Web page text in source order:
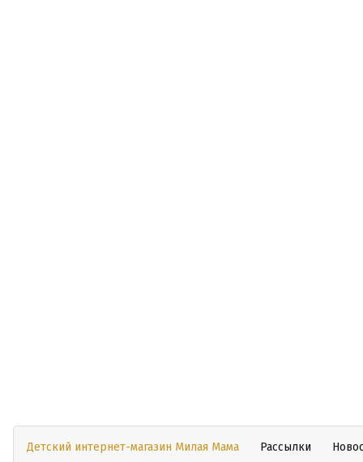
Детский интернет-магазин Милая Мама Рассылки